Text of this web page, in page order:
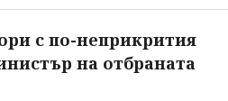
с по-неприкрития
на отбраната